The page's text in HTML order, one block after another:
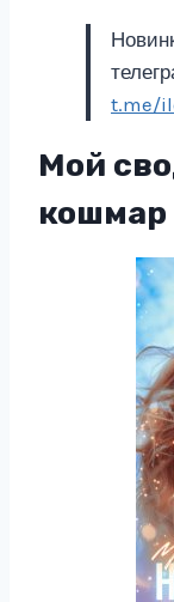
t.me/
Мой
кошмар